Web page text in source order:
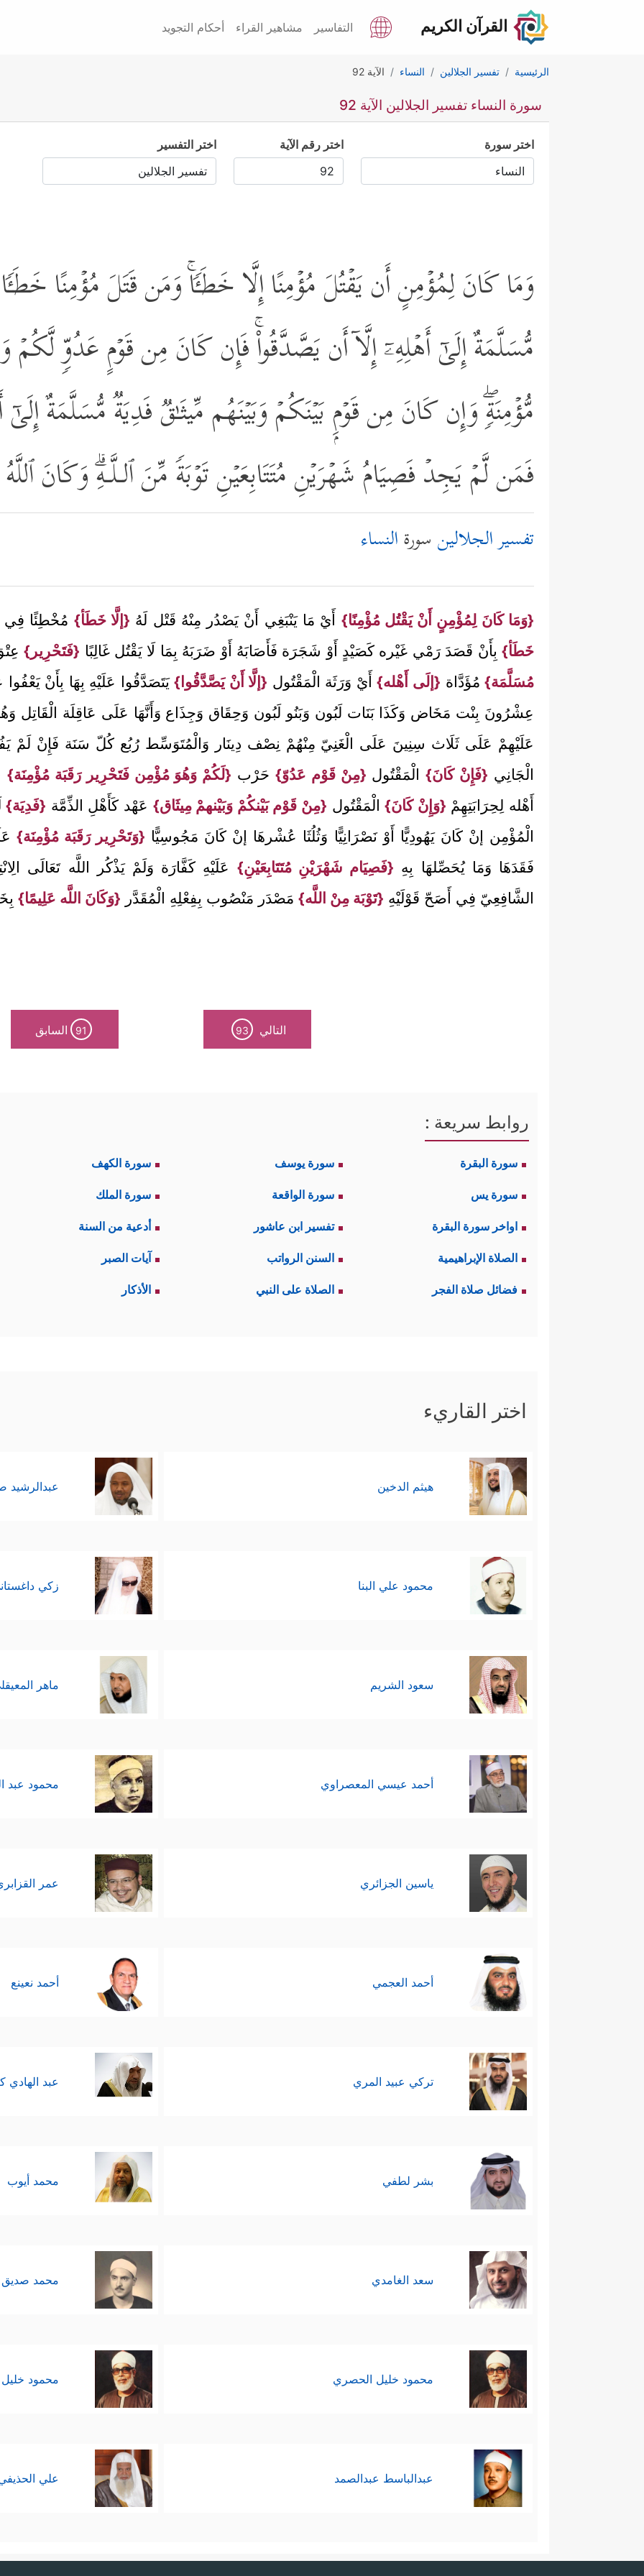
القرآن الكريم التفاسير مشاهير القراء أحكام التجويد
الرئيسية تفسير الجلالين النساء الآية 92
سورة النساء تفسير الجلالين الآية 92
اختر سورة اختر رقم الآية اختر التفسير
وَمَا كَانَ لِمُؤۡمِنٍ أَن یَقۡتُلَ مُؤۡمِنًا إِلَّا خَطَـࣰٔاۚ وَمَن قَتَلَ مُؤۡمِنًا خَطَـࣰٔا
مُّسَلَّمَةٌ إِلَىٰۤ أَهۡلِهِۦۤ إِلَّاۤ أَن یَصَّدَّقُواْۚ فَإِن كَانَ مِن قَوۡمٍ عَدُوࣲّ لَّكُمۡ
مُّؤۡمِنَةࣲۖ وَإِن كَانَ مِن قَوۡمِۭ بَیۡنَكُمۡ وَبَیۡنَهُم مِّیثَـٰقࣱ فَدِیَةࣱ مُّسَلَّمَةٌ إِلَىٰۤ
فَمَن لَّمۡ یَجِدۡ فَصِیَامُ شَهۡرَیۡنِ مُتَتَابِعَیۡنِ تَوۡبَةࣰ مِّنَ ٱلـلَّـهِۗ وَكَانَ
تفسير الجلالين سورةالنساء
{وَمَا كَانَ لِمُؤْمِنٍ أَنْ يَقْتُل مُؤْمِنًا} أَيْ مَا يَنْبَغِي أَنْ يَصْدُر مِنْهُ قَتْل لَهُ {إلَّا خَطَأ} مُخْطِئًا فِي
خَطَأ}بِأَنْ قَصَدَ رَمْي غَيْره كَصَيْدٍ أَوْ شَجَرَة فَأَصَابَهُ أَوْ ضَرَبَهُ بِمَا لَا يَقْتُل غَالِبًا {فَتَحْرِير}
مُسَلَّمَة}مُؤَدَّاة {إلَى أَهْله}أَيْ وَرَثَة الْمَقْتُول {إلَّا أَنْ يَصَّدَّقُوا}يَتَصَدَّقُوا عَلَيْهِ بِهَا بِأَنْ يَعْفُوا
عِشْرُونَ بِنْت مَخَاض وَكَذَا بَنَات لَبُون وَبَنُو لَبُون وَحِقَاق وَجِذَاع وَأَنَّهَا عَلَى عَاقِلَة الْقَاتِل
عَلَيْهِمْ عَلَى ثَلَاث سِنِينَ عَلَى الْغَنِيّ مِنْهُمْ نِصْف دِينَار وَالْمُتَوَسِّط رُبُع كُلّ سَنَة فَإِنْ لَمْ
الْجَانِي {فَإِنْ كَانَ}الْمَقْتُول {مِنْ قَوْم عَدُوّ} حَرْب {لَكُمْ وَهُوَ مُؤْمِن فَتَحْرِير رَقَبَة مُؤْمِنَة}
أَهْله لِحِرَابَتِهِمْ {وَإِنْ كَانَ}الْمَقْتُول {مِنْ قَوْم بَيْنكُمْ وَبَيْنهمْ مِيثَاق} عَهْد كَأَهْلِ الذِّمَّة {فَدِيَة}
الْمُؤْمِن إنْ كَانَ يَهُودِيًّا أَوْ نَصْرَانِيًّا وَثُلُثَا عُشْرهَا إنْ كَانَ مَجُوسِيًّا {وَتَحْرِير رَقَبَة مُؤْمِنَة}
فَقَدَهَا وَمَا يُحَصِّلهَا بِهِ {فَصِيَام شَهْرَيْنِ مُتَتَابِعَيْنِ} عَلَيْهِ كَفَّارَة وَلَمْ يَذْكُر اللَّه تَعَالَى
الشَّافِعِيّ فِي أَصَحّ قَوْلَيْهِ {تَوْبَة مِنْ اللَّه} مَصْدَر مَنْصُوب بِفِعْلِهِ الْمُقَدَّر {وَكَانَ اللَّه عَلِيمًا}
التالي 93
91 السابق
روابط سريعة :
سورة البقرة سورة يوسف سورة الكهف
سورة يس سورة الواقعة سورة الملك
اواخر سورة البقرة تفسير ابن عاشور أدعية من السنة
الصلاة الإبراهيمية السنن الرواتب آيات الصبر
فضائل صلاة الفجر الصلاة على النبي الأذكار
اختر القاريء
هيثم الدخين عبدالرشيد
محمود علي البنا زكي
سعود الشريم ماهر
أحمد عيسي المعصراوي محمود عبد
ياسين الجزائري عمر
أحمد العجمي أحمد نعينع
تركي عبيد المري عبد الهادي
بشر لطفي محمد أيوب
سعد الغامدي محمد صديق
محمود خليل الحصري محمود
عبدالباسط عبدالصمد علي